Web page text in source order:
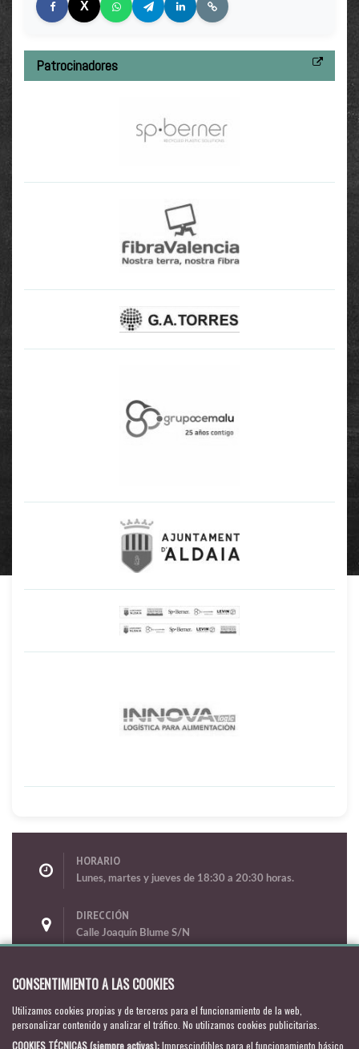
HORARIO
Lunes, martes y jueves de 18:30 a 20:30 horas.
DIRECCIÓN
Calle Joaquín Blume S/N
Valencia - España
CORREO ELECTRÓNICO
udaldaiacf@gmail.com
CONSENTIMIENTO A LAS COOKIES
Utilizamos cookies propias y de terceros para el funcionamiento de la web,
personalizar contenido y analizar el tráfico. No utilizamos cookies publicitarias.
COOKIES TÉCNICAS (siempre activas):Imprescindibles para el funcionamiento básico